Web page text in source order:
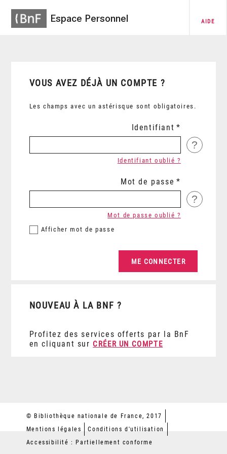
Espace Personnel AIDE
VOUS AVEZ DÉJÀ UN COMPTE ?
Les champs avec un astérisque sont obligatoires.
Identifiant
?
Identifiant oublié ?
Mot de passe
?
Afficher mot de passe
Mot de passe oublié ?
NOUVEAU À LA BNF ?
Profitez des services offerts par la BnF
en cliquant sur CRÉER UN COMPTE
© Bibliothèque nationale de France, 2017
Mentions légales
Conditions d'utilisation
Accessibilité : Partiellement conforme